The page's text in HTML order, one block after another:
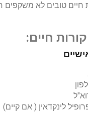
חיים טובים לא
חיים:
לינקדאין ( אם קיים)